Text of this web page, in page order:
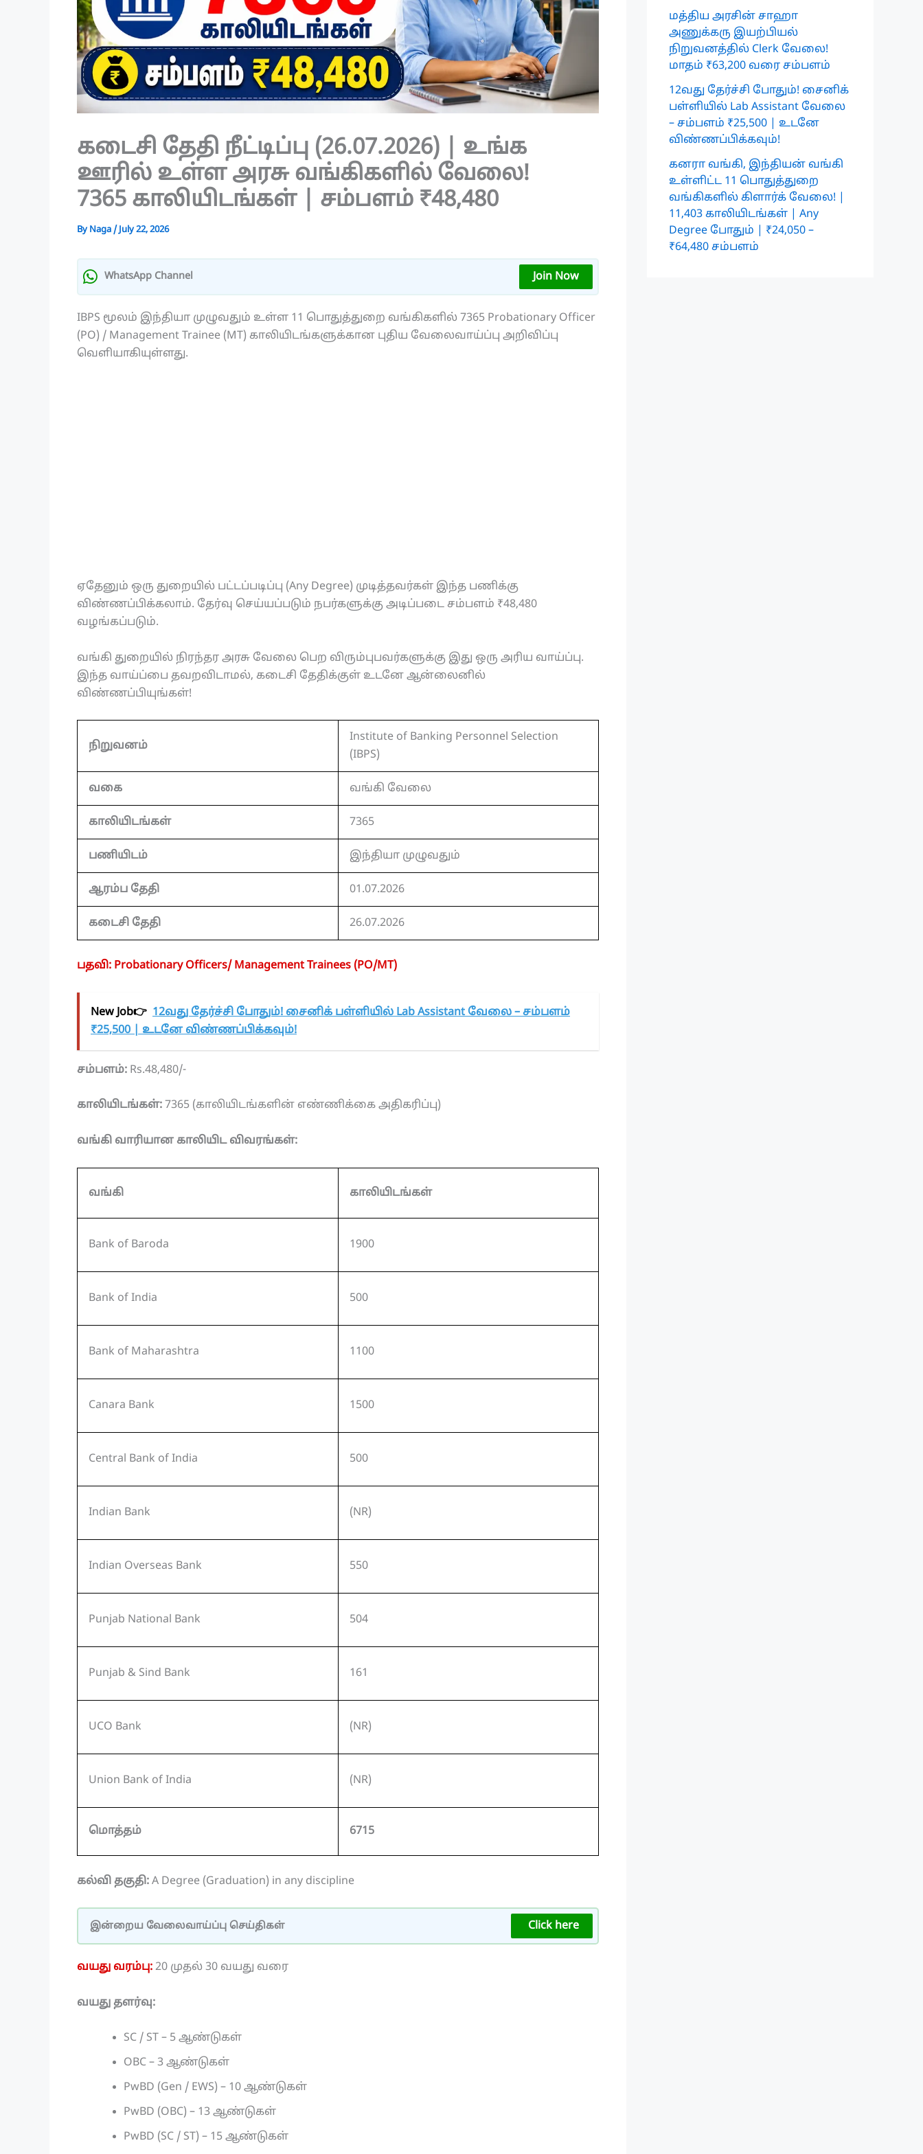
கடைசி தேதி நீட்டிப்பு (26.07.2026) | உங்க
ஊரில் உள்ள அரசு வங்கிகளில் வேலை!
7365 காலியிடங்கள் | சம்பளம் ₹48,480
By Naga/July 22, 2026
WhatsApp Channel Join Now
IBPS மூலம் இந்தியா முழுவதும் உள்ள 11 பொதுத்துறை வங்கிகளில் 7365 Probationary Officer
(PO) / Management Trainee (MT) காலியிடங்களுக்கான புதிய வேலைவாய்ப்பு அறிவிப்பு
வெளியாகியுள்ளது.
ஏதேனும் ஒரு துறையில் பட்டப்படிப்பு (Any Degree) முடித்தவர்கள் இந்த பணிக்கு
விண்ணப்பிக்கலாம். தேர்வு செய்யப்படும் நபர்களுக்கு அடிப்படை சம்பளம் ₹48,480
வழங்கப்படும்.
வங்கி துறையில் நிரந்தர அரசு வேலை பெற விரும்புபவர்களுக்கு இது ஒரு அரிய வாய்ப்பு.
இந்த வாய்ப்பை தவறவிடாமல், கடைசி தேதிக்குள் உடனே ஆன்லைனில்
விண்ணப்பியுங்கள்!
நிறுவனம்
Institute of Banking Personnel Selection
(IBPS)
வகை வங்கி வேலை
காலியிடங்கள் 7365
பணியிடம் இந்தியா முழுவதும்
ஆரம்ப தேதி 01.07.2026
கடைசி தேதி 26.07.2026
பதவி: Probationary Officers/ Management Trainees (PO/MT)
New Job👉 12வது தேர்ச்சி போதும்! சைனிக் பள்ளியில் Lab Assistant வேலை – சம்பளம்
₹25,500 | உடனே விண்ணப்பிக்கவும்!
சம்பளம்: Rs.48,480/-
காலியிடங்கள்: 7365 (காலியிடங்களின் எண்ணிக்கை அதிகரிப்பு)
வங்கி வாரியான காலியிட விவரங்கள்:
வங்கி காலியிடங்கள்
Bank of Baroda 1900
Bank of India 500
Bank of Maharashtra 1100
Canara Bank 1500
Central Bank of India 500
Indian Bank (NR)
Indian Overseas Bank 550
Punjab National Bank 504
Punjab & Sind Bank 161
UCO Bank (NR)
Union Bank of India (NR)
மொத்தம் 6715
கல்வி தகுதி: A Degree (Graduation) in any discipline
இன்றைய வேலைவாய்ப்பு செய்திகள் Click here
வயது வரம்பு: 20 முதல் 30 வயது வரை
வயது தளர்வு:
SC / ST – 5 ஆண்டுகள்
OBC – 3 ஆண்டுகள்
PwBD (Gen / EWS) – 10 ஆண்டுகள்
PwBD (OBC) – 13 ஆண்டுகள்
PwBD (SC / ST) – 15 ஆண்டுகள்
மத்திய அரசின் சாஹா
அணுக்கரு இயற்பியல்
நிறுவனத்தில் Clerk வேலை!
மாதம் ₹63,200 வரை சம்பளம்
12வது தேர்ச்சி போதும்! சைனிக்
பள்ளியில் Lab Assistant வேலை
– சம்பளம் ₹25,500 | உடனே
விண்ணப்பிக்கவும்!
கனரா வங்கி, இந்தியன் வங்கி
உள்ளிட்ட 11 பொதுத்துறை
வங்கிகளில் கிளார்க் வேலை! |
11,403 காலியிடங்கள் | Any
Degree போதும் | ₹24,050 –
₹64,480 சம்பளம்